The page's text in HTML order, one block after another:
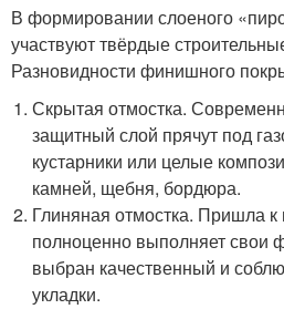
В формировании слоеного
участвуют твёрдые
Разновидности финишного
Скрытая отмостка.
защитный слой прячут под
кустарники или целые
камней, щебня, бордюра.
Глиняная отмостка. Пришла
полноценно выполняет свои
выбран качественный и
укладки.